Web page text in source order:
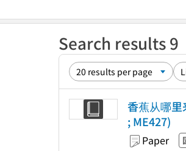
Search results 9
香蕉从哪
; ME427)
Paper